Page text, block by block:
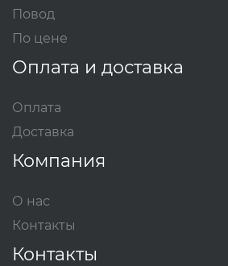
Повод
По цене
Оплата и доставка
Оплата
Доставка
Компания
О нас
Контакты
Контакты